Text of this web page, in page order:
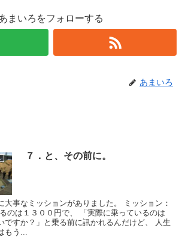
まいろをフォローする
あまいろ
７．と、その前に。
大事なミッションがありました。 ミッション：
のは１３００円で、 「実際に乗っているのは
ですか？」と乗る前に訊かれるんだけど、 人生
もう...